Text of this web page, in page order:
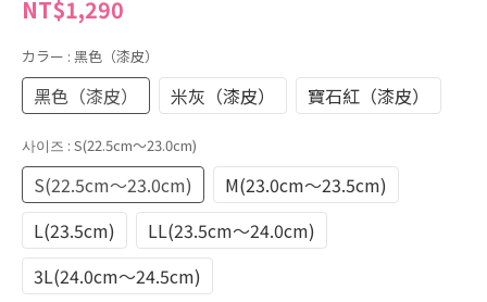
NT$1,290
カラー : 黑色（漆皮）
黑色（漆皮） 米灰（漆皮） 寶石紅（漆皮）
사이즈 : S(22.5cm～23.0cm)
S(22.5cm～23.0cm)
M(23.0cm～23.5cm)
L(23.5cm)
LL(23.5cm～24.0cm)
3L(24.0cm～24.5cm)